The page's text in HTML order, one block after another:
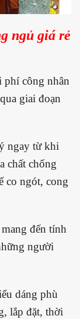
ngủ giá rẻ
phí công nhân
giai đoạn
ngay từ khi
chất chống
co ngót, cong
đến tính
người
dáng phù
lắp đặt, thời